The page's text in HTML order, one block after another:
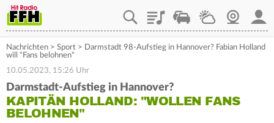
PlaylistStaupilotWetterWebcam
Nachrichten > Sport > Darmstadt 98-Aufstieg in Hannover? Fabian Holland
will "Fans belohnen"
10.05.2023, 15:26 Uhr
Darmstadt-Aufstieg in Hannover?
KAPITÄN HOLLAND: "WOLLEN FANS
BELOHNEN"